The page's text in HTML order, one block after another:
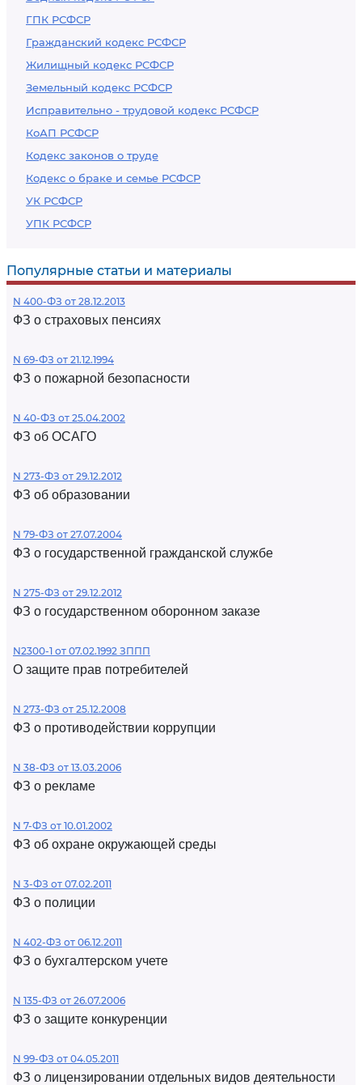
ГПК РСФСР
Гражданский кодекс РСФСР
Жилищный кодекс РСФСР
Земельный кодекс РСФСР
Исправительно - трудовой кодекс РСФСР
КоАП РСФСР
Кодекс законов о труде
Кодекс о браке и семье РСФСР
УК РСФСР
УПК РСФСР
Популярные статьи и материалы
N 400-ФЗ от 28.12.2013
ФЗ о страховых пенсиях
N 69-ФЗ от 21.12.1994
ФЗ о пожарной безопасности
N 40-ФЗ от 25.04.2002
ФЗ об ОСАГО
N 273-ФЗ от 29.12.2012
ФЗ об образовании
N 79-ФЗ от 27.07.2004
ФЗ о государственной гражданской службе
N 275-ФЗ от 29.12.2012
ФЗ о государственном оборонном заказе
N2300-1 от 07.02.1992 ЗППП
О защите прав потребителей
N 273-ФЗ от 25.12.2008
ФЗ о противодействии коррупции
N 38-ФЗ от 13.03.2006
ФЗ о рекламе
N 7-ФЗ от 10.01.2002
ФЗ об охране окружающей среды
N 3-ФЗ от 07.02.2011
ФЗ о полиции
N 402-ФЗ от 06.12.2011
ФЗ о бухгалтерском учете
N 135-ФЗ от 26.07.2006
ФЗ о защите конкуренции
N 99-ФЗ от 04.05.2011
ФЗ о лицензировании отдельных видов деятельности